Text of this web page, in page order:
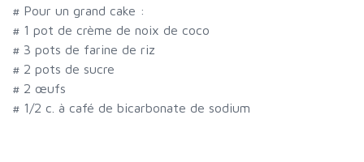
# Pour un grand cake :
# 1 pot de crème de noix de coco
# 3 pots de farine de riz
# 2 pots de sucre
# 2 œufs
# 1/2 c. à café de bicarbonate de sodium